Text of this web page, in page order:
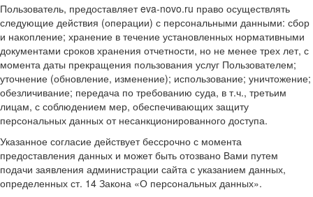
Пользователь, предоставляет eva-novo.ru право осуществлять
следующие действия (операции) с персональными данными: сбор
и накопление; хранение в течение установленных нормативными
документами сроков хранения отчетности, но не менее трех лет, с
момента даты прекращения пользования услуг Пользователем;
уточнение (обновление, изменение); использование; уничтожение;
обезличивание; передача по требованию суда, в т.ч., третьим
лицам, с соблюдением мер, обеспечивающих защиту
персональных данных от несанкционированного доступа.
Указанное согласие действует бессрочно с момента
предоставления данных и может быть отозвано Вами путем
подачи заявления администрации сайта с указанием данных,
определенных ст. 14 Закона «О персональных данных».